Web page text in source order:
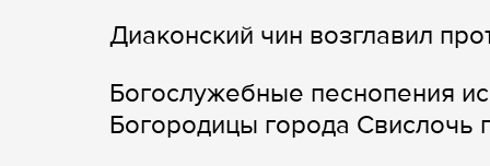
Диаконский чин возглавил
Богослужебные песнопения
Богородицы города